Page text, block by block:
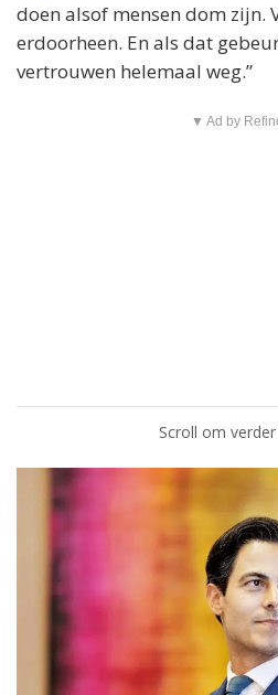
doen alsof mensen dom zijn.
erdoorheen. En als dat
vertrouwen helemaal weg.”
▼ Ad by
Scroll om